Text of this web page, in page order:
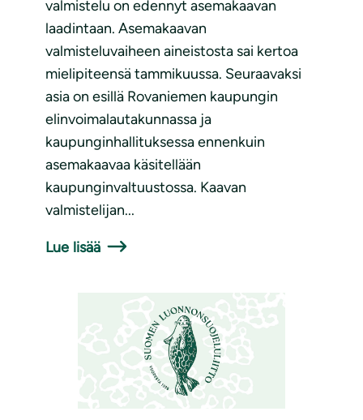
valmistelu on edennyt asemakaavan
laadintaan. Asemakaavan
valmisteluvaiheen aineistosta sai kertoa
mielipiteensä tammikuussa. Seuraavaksi
asia on esillä Rovaniemen kaupungin
elinvoimalautakunnassa ja
kaupunginhallituksessa ennenkuin
asemakaavaa käsitellään
kaupunginvaltuustossa. Kaavan
valmistelijan...
Lue lisää